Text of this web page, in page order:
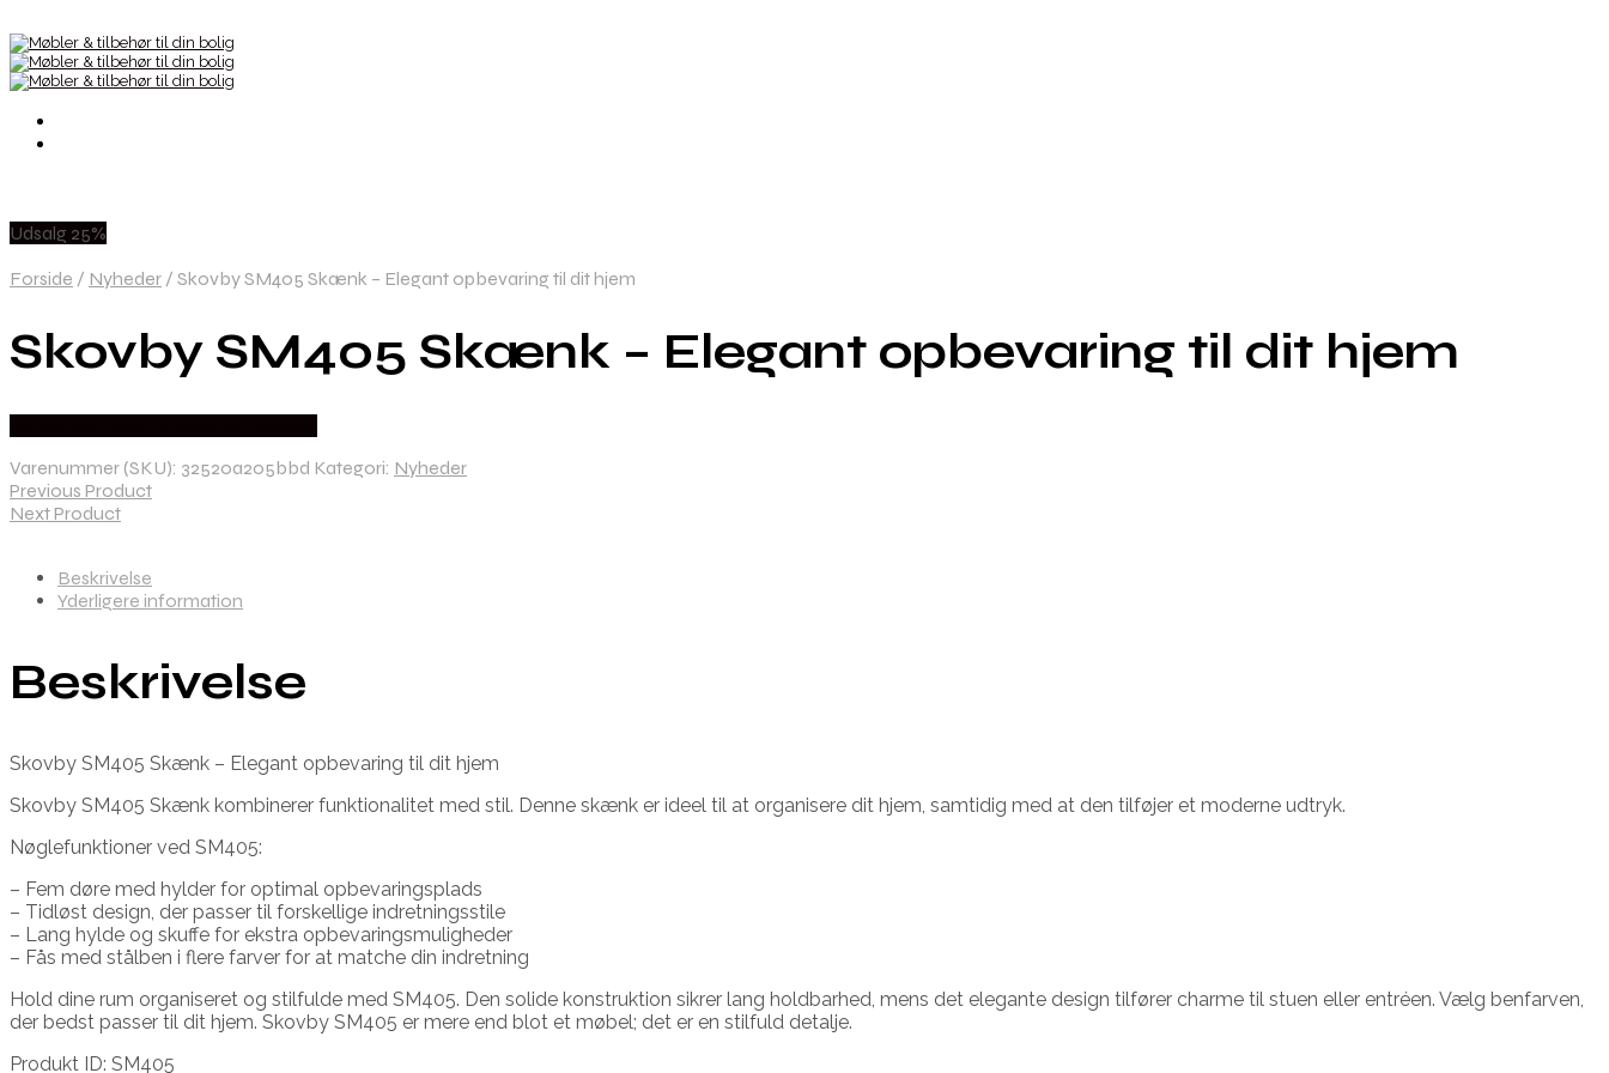
Udsalg 25%
Forside / Nyheder / Skovby SM405 Skænk – Elegant opbevaring til dit hjem
Skovby SM405 Skænk – Elegant opbevaring til dit hjem
Varenummer (SKU): 32520a205bbd Kategori: Nyheder
Previous Product
Next Product
Beskrivelse
Yderligere information
Beskrivelse
Skovby SM405 Skænk – Elegant opbevaring til dit hjem
Skovby SM405 Skænk kombinerer funktionalitet med stil. Denne skænk er ideel til at organisere dit hjem, samtidig med at den tilføjer et moderne udtryk.
Nøglefunktioner ved SM405:
– Fem døre med hylder for optimal opbevaringsplads
– Tidløst design, der passer til forskellige indretningsstile
– Lang hylde og skuffe for ekstra opbevaringsmuligheder
– Fås med stålben i flere farver for at matche din indretning
Hold dine rum organiseret og stilfulde med SM405. Den solide konstruktion sikrer lang holdbarhed, mens det elegante design tilfører charme til stuen eller entréen. Vælg benfarven,
der bedst passer til dit hjem. Skovby SM405 er mere end blot et møbel; det er en stilfuld detalje.
Produkt ID: SM405